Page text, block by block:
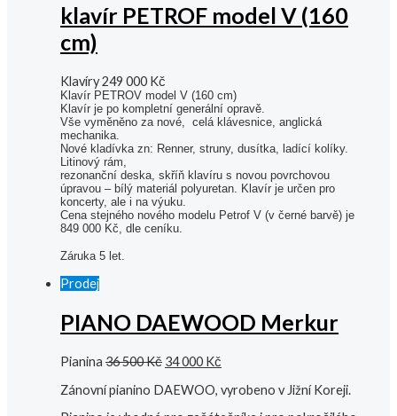
klavír PETROF model V (160
cm)
Klavíry249 000 Kč
Klavír PETROV model V (160 cm)
Klavír je po kompletní generální opravě.
Vše vyměněno za nové, celá klávesnice, anglická
mechanika.
Nové kladívka zn: Renner, struny, dusítka, ladící kolíky.
Litinový rám,
rezonanční deska, skříň klavíru s novou povrchovou
úpravou – bílý materiál polyuretan. Klavír je určen pro
koncerty, ale i na výuku.
Cena stejného nového modelu Petrof V (v černé barvě) je
849 000 Kč, dle ceníku.
Záruka 5 let.
Prodej
PIANO DAEWOOD Merkur
Pianina 36 500Kč 34 000 Kč
Zánovní pianino DAEWOO, vyrobeno v Jižní Koreji.